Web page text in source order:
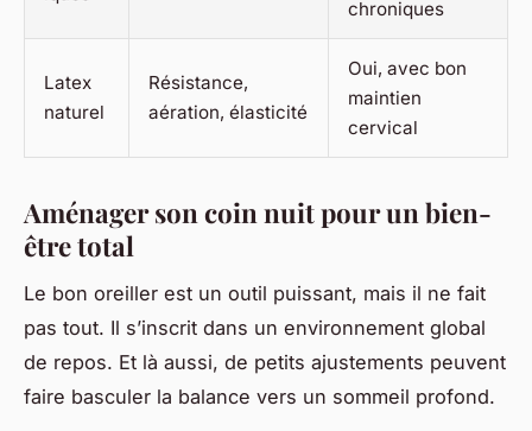
chroniques
Latex
naturel
Résistance,
aération, élasticité
Oui, avec bon
maintien
cervical
Aménager son coin nuit pour un bien-
être total
Le bon oreiller est un outil puissant, mais il ne fait
pas tout. Il s’inscrit dans un environnement global
de repos. Et là aussi, de petits ajustements peuvent
faire basculer la balance vers un sommeil profond.